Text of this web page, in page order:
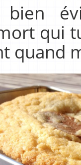
bien
qui
quand